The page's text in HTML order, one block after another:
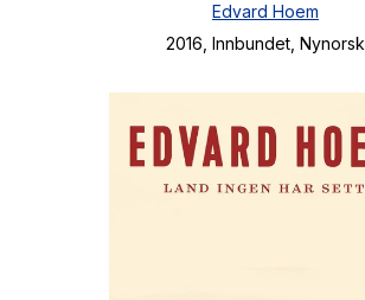
Fury Bound - Sable Sorensen
Elizabeth Strout
Edvard Hoem
2016 , Innbundet , Nynorsk